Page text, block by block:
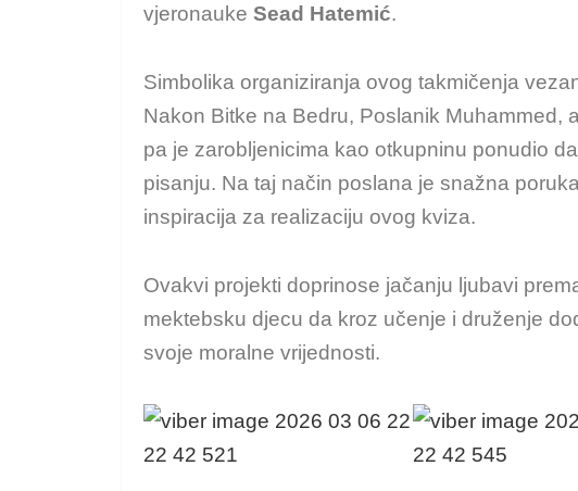
vjeronauke Sead Hatemić.
Simbolika organiziranja ovog takmičenja
Nakon Bitke na Bedru, Poslanik Muhammed,
pa je zarobljenicima kao otkupninu ponudio
pisanju. Na taj način poslana je snažna
inspiracija za realizaciju ovog kviza.
Ovakvi projekti doprinose jačanju ljubavi
mektebsku djecu da kroz učenje i druženje
svoje moralne vrijednosti.